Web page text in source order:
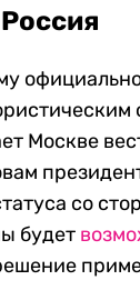
Москве
со
будет